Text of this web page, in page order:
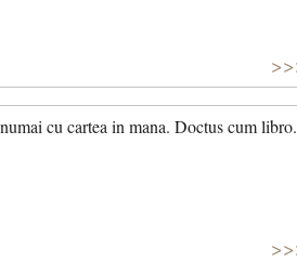
cu cartea in mana. Doctus cum libro.